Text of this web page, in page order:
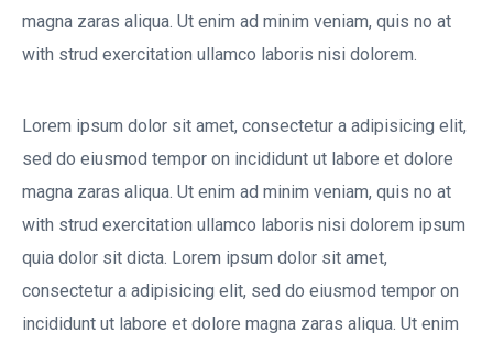
magna zaras aliqua. Ut enim ad minim veniam, quis no at
with strud exercitation ullamco laboris nisi dolorem.
Lorem ipsum dolor sit amet, consectetur a adipisicing elit,
sed do eiusmod tempor on incididunt ut labore et dolore
magna zaras aliqua. Ut enim ad minim veniam, quis no at
with strud exercitation ullamco laboris nisi dolorem ipsum
quia dolor sit dicta. Lorem ipsum dolor sit amet,
consectetur a adipisicing elit, sed do eiusmod tempor on
incididunt ut labore et dolore magna zaras aliqua. Ut enim